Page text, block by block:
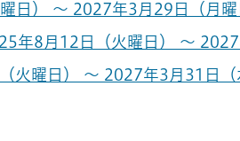
日） ～ 2027年3月29日（月曜
年8月12日（火曜日） ～ 2027
火曜日） ～ 2027年3月31日（